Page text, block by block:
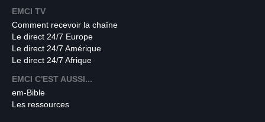
EMCI TV
Comment recevoir la chaîne
Le direct 24/7 Europe
Le direct 24/7 Amérique
Le direct 24/7 Afrique
EMCI C'EST AUSSI...
em-Bible
Les ressources